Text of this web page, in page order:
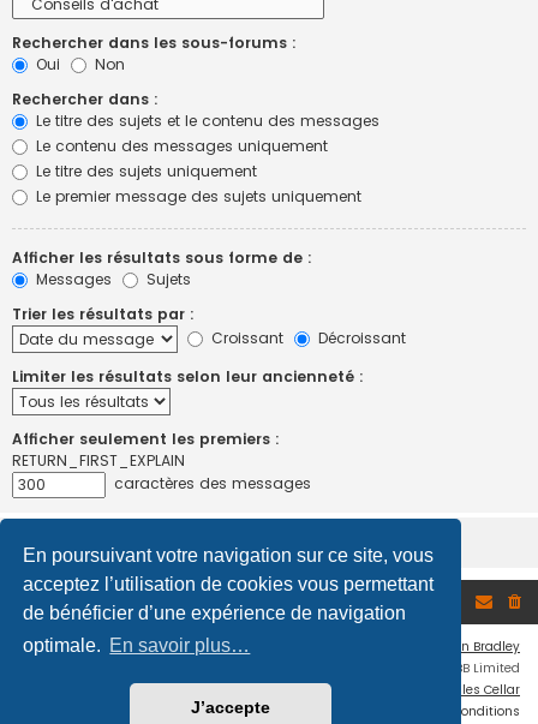
En poursuivant votre navigation sur ce site, vous
acceptez l’utilisation de cookies vous permettant
de bénéficier d’une expérience de navigation
optimale. En savoir plus…
J’accepte
Rechercher dans les sous-forums :
Oui
Non
Rechercher dans :
Le titre des sujets et le contenu des messages
Le contenu des messages uniquement
Le titre des sujets uniquement
Le premier message des sujets uniquement
Afficher les résultats sous forme de :
Messages
Sujets
Trier les résultats par :
Croissant
Décroissant
Limiter les résultats selon leur ancienneté :
Afficher seulement les premiers :
RETURN_FIRST_EXPLAIN
caractères des messages
Accueil du forum
Ian Bradley
® Forum Software © phpBB Limited
Traduction française officielle
Miles Cellar
Conditions